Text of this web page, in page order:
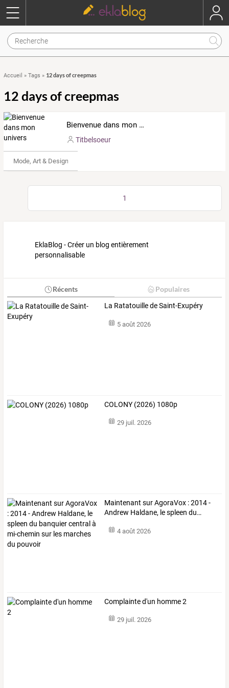
Accueil » Tags » 12 days of creepmas
12 days of creepmas
Bienvenue dans mon univers
Titbelsoeur
Mode, Art & Design
1
EklaBlog - Créer un blog entièrement
personnalisable
Récents Populaires
La Ratatouille de Saint-Exupéry
5 août 2026
COLONY (2026) 1080p
29 juil. 2026
Maintenant surAgoraVox :2014-
Andrew Haldane, lespleen du…
4 août 2026
Complainte d'un homme 2
29 juil. 2026